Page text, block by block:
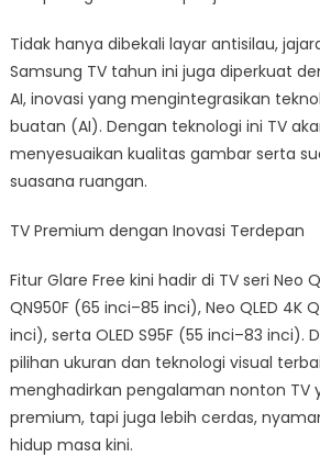
Tidak hanya dibekali layar antisilau,
Samsung TV tahun ini juga diperkuat
AI, inovasi yang mengintegrasikan
buatan (AI). Dengan teknologi ini TV
menyesuaikan kualitas gambar serta
suasana ruangan.
TV Premium dengan Inovasi Terdepan
Fitur Glare Free kini hadir di TV seri Neo
QN950F (65 inci–85 inci), Neo QLED 4K
inci), serta OLED S95F (55 inci–83 inci).
pilihan ukuran dan teknologi visual
menghadirkan pengalaman nonton TV
premium, tapi juga lebih cerdas,
hidup masa kini.